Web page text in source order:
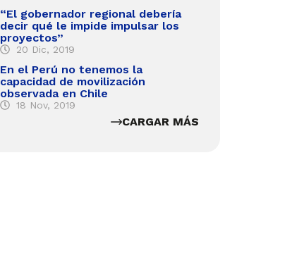
“El gobernador regional debería
decir qué le impide impulsar los
proyectos”
20 Dic, 2019
En el Perú no tenemos la
capacidad de movilización
observada en Chile
18 Nov, 2019
CARGAR MÁS